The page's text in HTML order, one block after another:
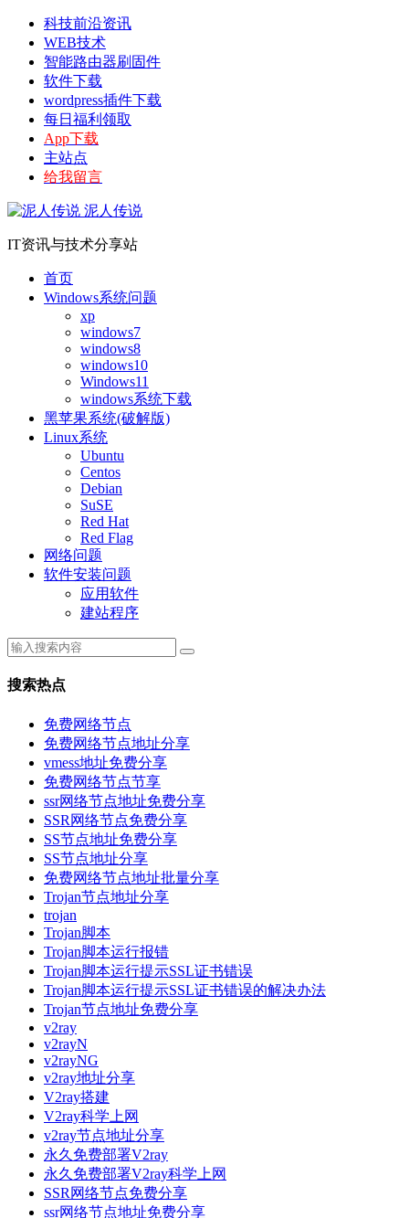
科技前沿资讯
WEB技术
智能路由器刷固件
软件下载
wordpress插件下载
每日福利领取
App下载
主站点
给我留言
泥人传说
IT资讯与技术分享站
首页
Windows系统问题
xp
windows7
windows8
windows10
Windows11
windows系统下载
黑苹果系统(破解版)
Linux系统
Ubuntu
Centos
Debian
SuSE
Red Hat
Red Flag
网络问题
软件安装问题
应用软件
建站程序
搜索热点
免费网络节点
免费网络节点地址分享
vmess地址免费分享
免费网络节点节享
ssr网络节点地址免费分享
SSR网络节点免费分享
SS节点地址免费分享
SS节点地址分享
免费网络节点地址批量分享
Trojan节点地址分享
trojan
Trojan脚本
Trojan脚本运行报错
Trojan脚本运行提示SSL证书错误
Trojan脚本运行提示SSL证书错误的解决办法
Trojan节点地址免费分享
v2ray
v2rayN
v2rayNG
v2ray地址分享
V2ray搭建
V2ray科学上网
v2ray节点地址分享
永久免费部署V2ray
永久免费部署V2ray科学上网
SSR网络节点免费分享
ssr网络节点地址免费分享